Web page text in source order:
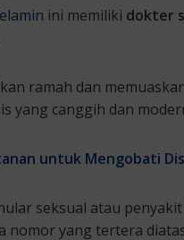
ini memiliki dokter
ramah dan
yang canggih dan
untuk Mengobati
seksual atau
nomor yang tertera